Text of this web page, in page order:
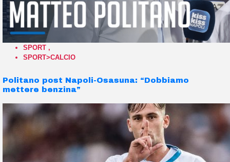
SPORT ,
SPORT>CALCIO
Politano post Napoli-Osasuna: “Dobbiamo
mettere benzina”